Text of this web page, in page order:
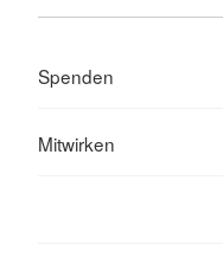
Spenden
Mitwirken